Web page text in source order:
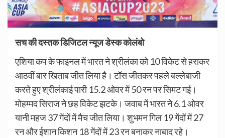
सच की दस्तक डिजिटल न्यूज डेस्क कोलंबो
एशिया कप के फाइनल में भारत ने श्रीलंका को 10 विकेट से हराकर
आठवीं बार खिताब जीत लिया है। टॉस जीतकर पहले बल्लेबाजी
करते हुए श्रीलंकाई पारी 15.2 ओवर में 50 रन पर सिमट गई।
मोहम्मद सिराज ने छह विकेट झटके। जवाब में भारत ने 6.1 ओवर
यानी महज 37 गेंदों में मैच जीत लिया। शुभमन गिल 19 गेंदों में 27
रन और ईशान किशन 18 गेंदों में 23 रन बनाकर नाबाद रहे।